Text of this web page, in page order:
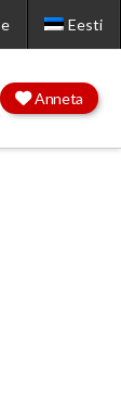
Eesti
Anneta